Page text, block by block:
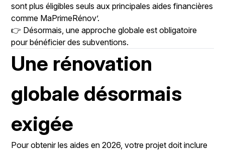
sont plus éligibles seuls aux principales aides financières
comme MaPrimeRénov’.
👉 Désormais, une approche globale est obligatoire
pour bénéficier des subventions.
Une rénovation
globale désormais
exigée
Pour obtenir les aides en 2026, votre projet doit inclure